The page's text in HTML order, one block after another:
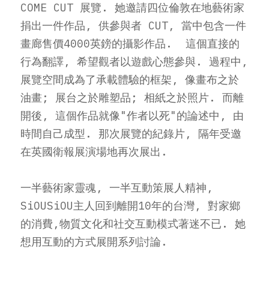
COME CUT 展覽. 她邀請四位倫敦在地藝術家
捐出一件作品, 供參與者 CUT, 當中包含一件
畫廊售價4000英鎊的攝影作品.  這個直接的
行為翻譯, 希望觀者以遊戲心態參與. 過程中,
展覽空間成為了承載體驗的框架, 像畫布之於
油畫; 展台之於雕塑品; 相紙之於照片. 而離
開後, 這個作品就像"作者以死"的論述中, 由
時間自己成型. 那次展覽的紀錄片, 隔年受邀
在英國衛報展演場地再次展出.
一半藝術家靈魂, 一半互動策展人精神,
SiOUSiOU主人回到離開10年的台灣, 對家鄉
的消費,物質文化和社交互動模式著迷不已. 她
想用互動的方式展開系列討論.